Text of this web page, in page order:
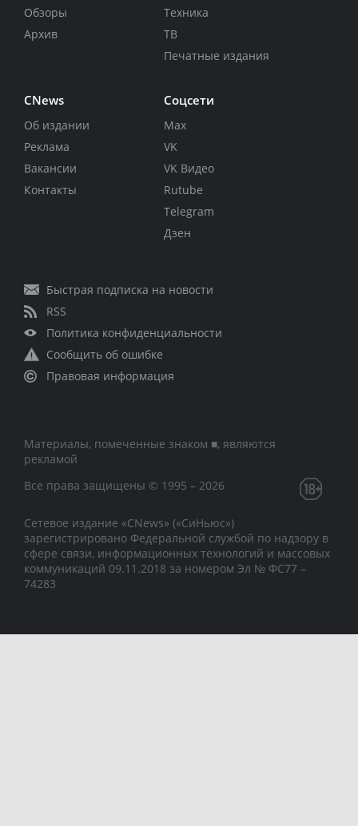
Обзоры
Архив
Техника
ТВ
Печатные издания
CNews
Об издании
Реклама
Вакансии
Контакты
Соцсети
Max
VK
VK Видео
Rutube
Telegram
Дзен
Быстрая подписка на новости
RSS
Политика конфиденциальности
Сообщить об ошибке
Правовая информация
Материалы, помеченные знаком ■, являются
рекламой
Все права защищены © 1995 – 2026
Сетевое издание «CNews» («СиНьюс»)
зарегистрировано Федеральной службой по надзору в
сфере связи, информационных технологий и массовых
коммуникаций 09.11.2018 за номером Эл № ФС77 –
74283